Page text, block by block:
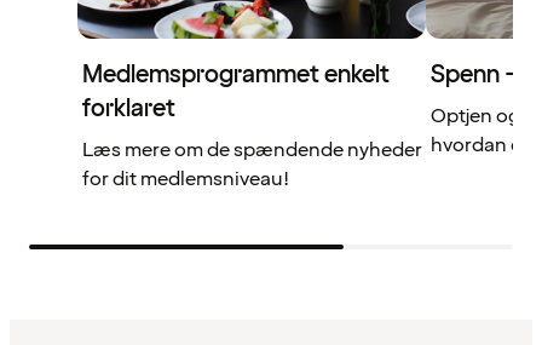
Medlemsprogrammet enkelt
forklaret
Læs mere om de spændende nyheder
for dit medlemsniveau!
Spenn –
Optjen og
hvordan